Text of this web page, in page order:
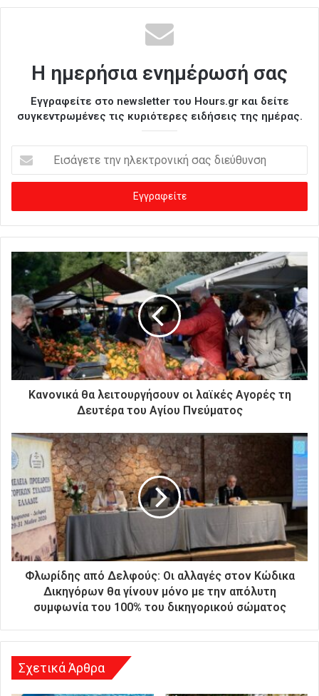
Η ημερήσια ενημέρωσή σας
Εγγραφείτε στο newsletter του Hours.gr και δείτε
συγκεντρωμένες τις κυριότερες ειδήσεις της ημέρας.
σ
γ
ε
ε
ν
η
ε
τ
ι
κ
ή
σ
α
δ
ι
ε
σ
Κανονικά θα λειτουργήσουν οι λαϊκές Αγορές τη
Δευτέρα του Αγίου Πνεύματος
Φλωρίδης από Δελφούς: Οι αλλαγές στον Κώδικα
Δικηγόρων θα γίνουν μόνο με την απόλυτη
συμφωνία του 100% του δικηγορικού σώματος
Σχετικά Άρθρα